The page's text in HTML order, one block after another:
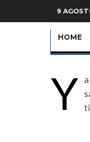
9
HOME
Y